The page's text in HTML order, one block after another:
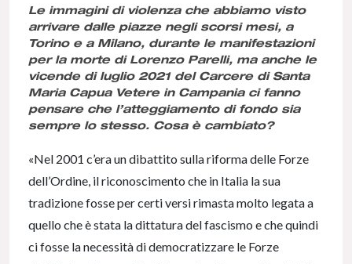
Le immagini di violenza che abbiamo visto
arrivare dalle piazze negli scorsi mesi, a
Torino e a Milano, durante le manifestazioni
per la morte di Lorenzo Parelli, ma anche le
vicende di luglio 2021 del Carcere di Santa
Maria Capua Vetere in Campania ci fanno
pensare che l’atteggiamento di fondo sia
sempre lo stesso. Cosa è cambiato?
«Nel 2001 c’era un dibattito sulla riforma delle Forze
dell’Ordine, il riconoscimento che in Italia la sua
tradizione fosse per certi versi rimasta molto legata a
quello che è stata la dittatura del fascismo e che quindi
ci fosse la necessità di democratizzare le Forze